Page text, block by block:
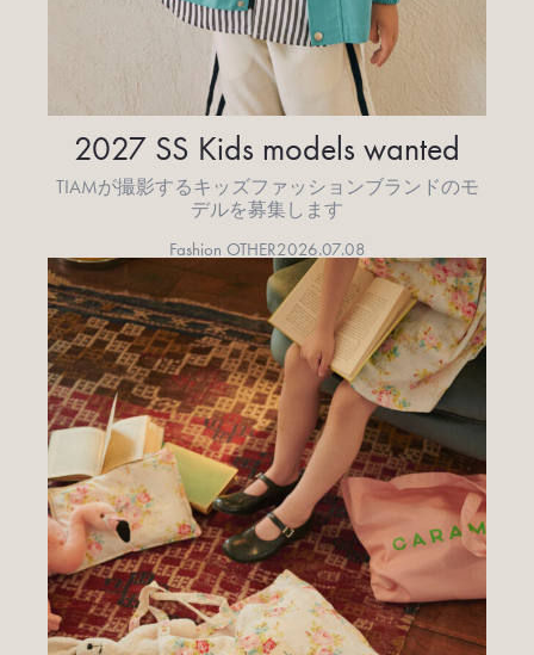
2027 SS Kids models wanted
TIAMが撮影するキッズファッションブランドのモ
デルを募集します
Fashion OTHER2026.07.08